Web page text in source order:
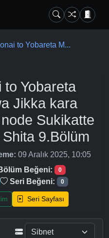
to Yobareta M...
to Yobareta
Jikka kara
Sukikatte
9.Bölüm
09 Aralık 2025, 10:05
Beğeni: 0
Seri Beğeni: 0
Seri Sayfası